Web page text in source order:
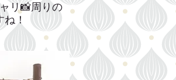
リ📸周りの
！